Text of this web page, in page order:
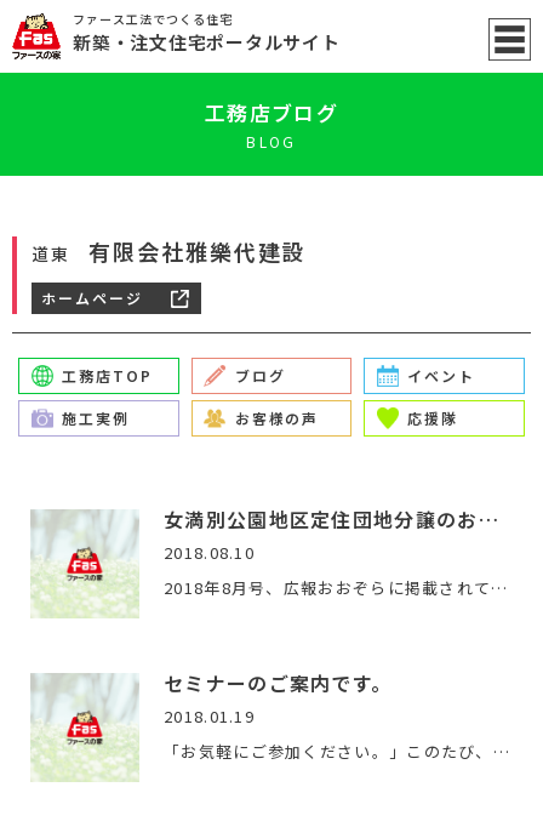
ファース工法でつくる住宅
新築 ・注文住宅ポータルサイト
工務店ブログ
BLOG
道東 有限会社雅樂代建設
ホームページ
工務店TOP ブログ イベント
施工実例 お客様の声 応援隊
女満別公園地区定住団地分譲のお知らせです。
2018.08.10
2018年8月号、広報おおぞらに掲載されていました、女満別公園地…
セミナーのご案内です。
2018.01.19
「お気軽にご参加ください。」このたび、お金をテーマにした、…